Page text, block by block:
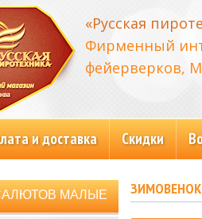
«Русская
Фирменный
фейерверков,
и доставка Скидки
ЗИМОВЕНОК
МАЛЫЕ